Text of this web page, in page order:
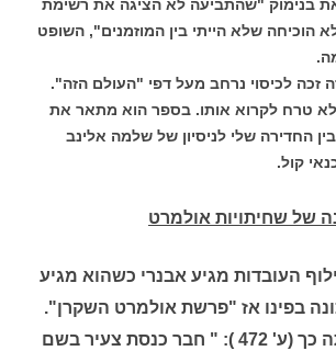
בנימוק "שהתביעה לא הציגה את רשימת
הוכיחה שלא הייתי בין המוזמנים", השופט
זכה לכיסוי נרחב מעל דפי "העולם הזה".
טרח לקרוא אותו. בספר הוא מתאר את
החדירה שלי לניסיון של שלמה אלינב
קול.
של שחיתויות אולמרט
העובדות מגיע אבנרי כשהוא מגיע
בפינו אז "פרשת אולמרט השקרן".
אבנרי מתאר אותה כך (ע' 472 ): " חבר כנסת צעיר בשם